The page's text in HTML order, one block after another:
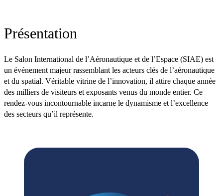
Présentation
Le Salon International de l’Aéronautique et de l’Espace (SIAE) est
un événement majeur rassemblant les acteurs clés de l’aéronautique
et du spatial. Véritable vitrine de l’innovation, il attire chaque année
des milliers de visiteurs et exposants venus du monde entier. Ce
rendez-vous incontournable incarne le dynamisme et l’excellence
des secteurs qu’il représente.